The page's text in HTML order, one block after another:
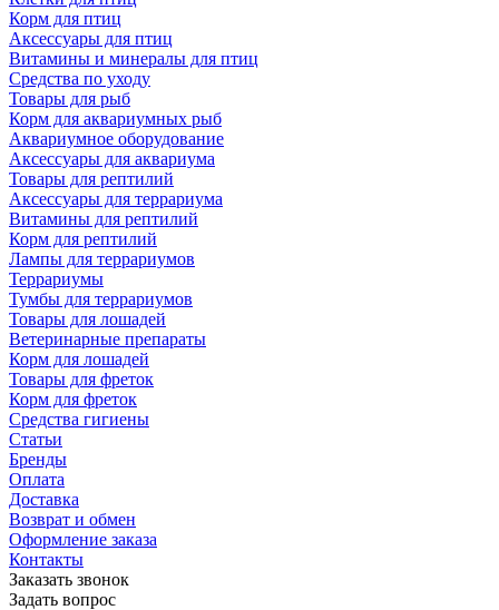
Корм для птиц
Аксессуары для птиц
Витамины и минералы для птиц
Средства по уходу
Товары для рыб
Корм для аквариумных рыб
Аквариумное оборудование
Аксессуары для аквариума
Товары для рептилий
Аксессуары для террариума
Витамины для рептилий
Корм для рептилий
Лампы для террариумов
Террариумы
Тумбы для террариумов
Товары для лошадей
Ветеринарные препараты
Корм для лошадей
Товары для фреток
Корм для фреток
Средства гигиены
Статьи
Бренды
Оплата
Доставка
Возврат и обмен
Оформление заказа
Контакты
Заказать звонок
Задать вопрос